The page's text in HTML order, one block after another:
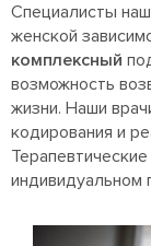
Специалисты
женской
комплексный
возможность
жизни. Наши
кодирования и
индивидуальном